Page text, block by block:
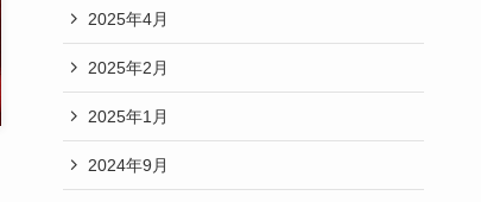
2025年4月
2025年2月
2025年1月
2024年9月